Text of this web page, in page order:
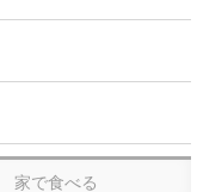
家で食べる